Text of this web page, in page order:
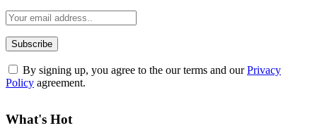
By signing up, you agree to the our terms and ourPrivacy
Policy agreement.
What's Hot